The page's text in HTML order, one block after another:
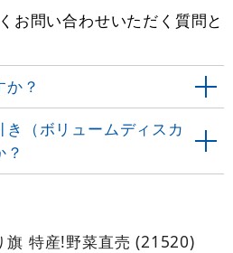
お問い合わせいただく質問と
？
き（ボリュームディスカ
旗 特産!野菜直売 (21520)